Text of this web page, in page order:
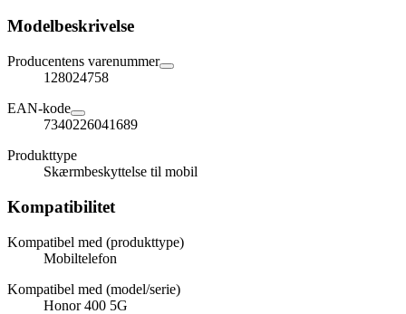
Modelbeskrivelse
Producentens varenummer
128024758
EAN-kode
7340226041689
Produkttype
Skærmbeskyttelse til mobil
Kompatibilitet
Kompatibel med (produkttype)
Mobiltelefon
Kompatibel med (model/serie)
Honor 400 5G